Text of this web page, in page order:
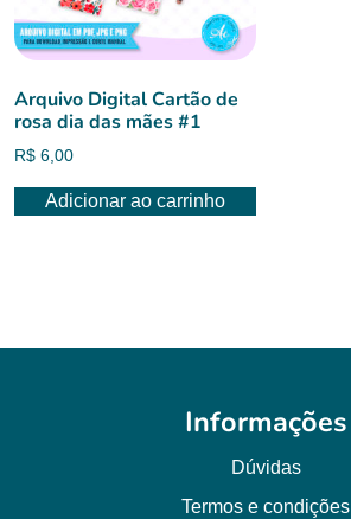
Arquivo Digital Cartão de
rosa dia das mães #1
R$ 6,00
Adicionar ao carrinho
Informações
Dúvidas
Termos e condições